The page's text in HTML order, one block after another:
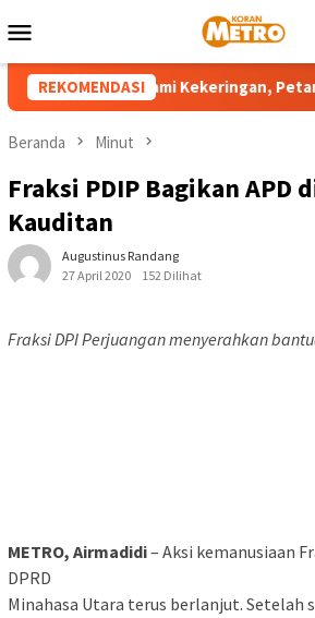
ke
Mobile
REKOMENDASI
Sulut Alami Kekeringan, Petani
Beranda Minut
Fraksi PDIP Bagikan APD
Kauditan
Augustinus Randang
27 April 2020
152 Dilihat
Fraksi DPI Perjuangan menyerahkan
METRO, Airmadidi– Aksi kemanusiaan
DPRD
Minahasa Utara terus berlanjut. Setelah